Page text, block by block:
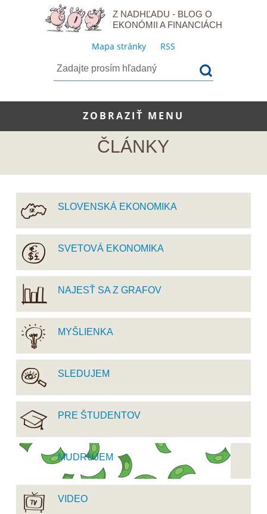
Z NADHĽADU - BLOG O
EKONÓMII A FINANCIÁCH
Mapa stránky RSS
ZOBRAZIŤ MENU
ČLÁNKY
SLOVENSKÁ EKONOMIKA
SVETOVÁ EKONOMIKA
NAJESŤ SA Z GRAFOV
MYŠLIENKA
SLEDUJEM
PRE ŠTUDENTOV
MUDRUJEM
VIDEO